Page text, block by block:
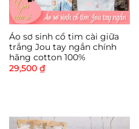
Áo sơ sinh cổ tim cài giữa
trắng Jou tay ngắn chính
hãng cotton 100%
29,500 ₫